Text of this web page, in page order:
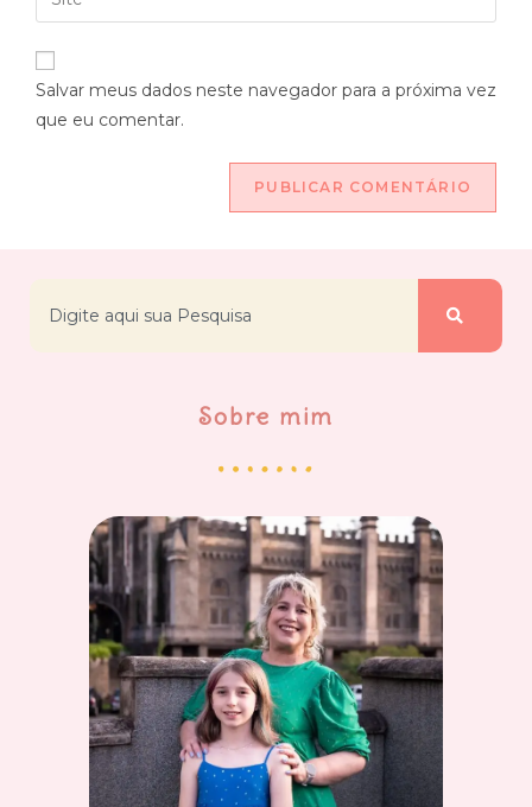
Salvar meus dados neste navegador para a próxima vez
que eu comentar.
Sobre mim